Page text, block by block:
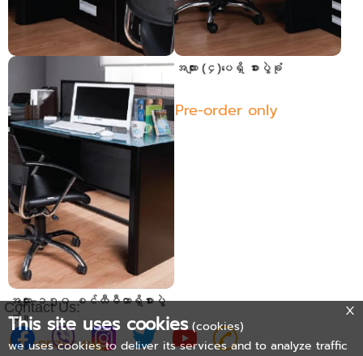
အံဆွဲ (၇)ခုပါသောဗီဒို
Pre-order only
အလျား (၄)ပေရှိ စားပွဲခုံ
Pre-order only
အလျား-၁၅၀ စင်တီမီတာရှိစားပွဲ
ခုံ။
Pre-order only
Contact Us:
This site uses cookies (cookies)
we uses cookies to deliver its services and to analyze traffic